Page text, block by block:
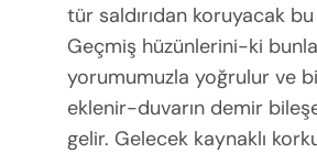
tür saldırıdan koruyacak
Geçmiş hüzünlerini-ki
yorumumuzla yoğrulur ve
eklenir-duvarın demir
gelir. Gelecek kaynaklı